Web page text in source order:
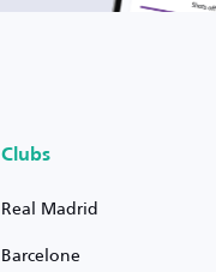
Clubs
Real Madrid
Barcelone